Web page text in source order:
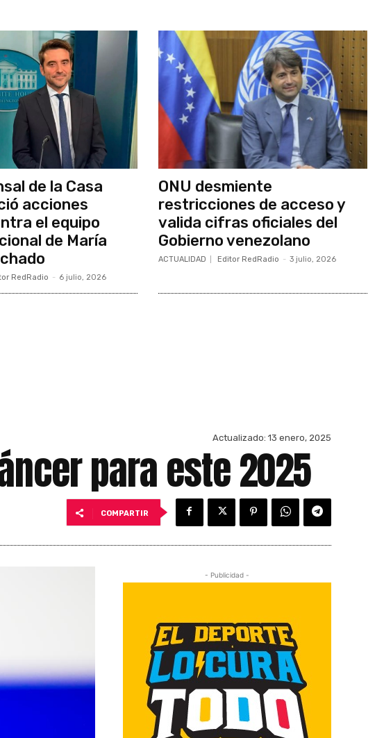
de la Casa
acciones
el equipo
de María
RedRadio - 6 julio, 2026
ONU desmiente
restricciones de acceso y
valida cifras oficiales del
Gobierno venezolano
ACTUALIDAD Editor RedRadio - 3 julio, 2026